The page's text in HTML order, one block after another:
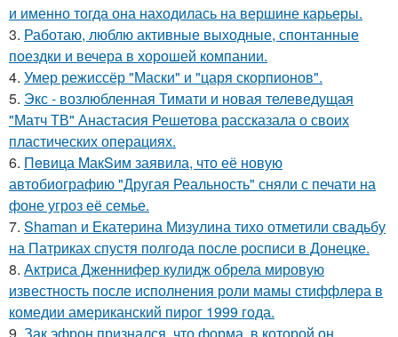
и именно тогда она находилась на вершине карьеры.
3. Работаю, люблю активные выходные, спонтанные
поездки и вечера в хорошей компании.
4. Умер режиссёр "Маски" и "царя скорпионов".
5. Экс - возлюбленная Тимати и новая телеведущая
"Матч ТВ" Анастасия Решетова рассказала о своих
пластических операциях.
6. Пeвица MакSим заявила, что её новую
автобиографию "Другая Реальность" сняли с печати на
фоне угроз её семье.
7. Shaman и Екатерина Мизулина тихо отметили свадьбу
на Патриках спустя полгода после росписи в Донецке.
8. Актриса Дженнифер кулидж обрела мировую
известность после исполнения роли мамы стиффлера в
комедии американский пирог 1999 года.
9. Зак эфрон признался, что форма, в которой он